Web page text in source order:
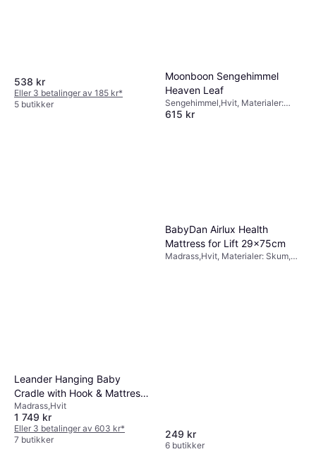
538 kr
Eller 3 betalinger av 185 kr*
5 butikker
Moonboon Sengehimmel
Heaven Leaf
Sengehimmel,Hvit, Materialer:
Bomull, Antall deler: 1
615 kr
Leander Hanging Baby
Cradle with Hook & Mattress
- White
Madrass,Hvit
1 749 kr
Eller 3 betalinger av 603 kr*
7 butikker
BabyDan Airlux Health
Mattress for Lift 29x75cm
Madrass,Hvit, Materialer: Skum,
249 kr
6 butikker